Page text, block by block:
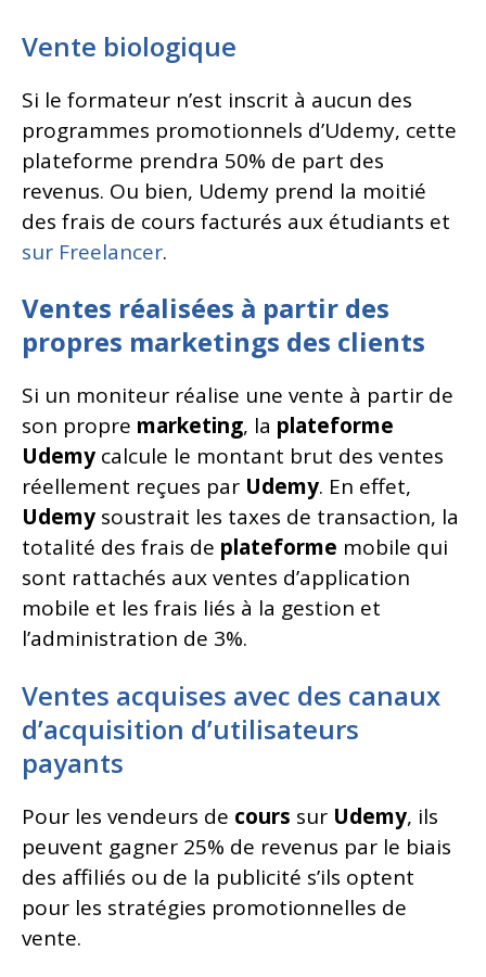
Vente biologique
Si le formateur n’est inscrit à aucun des
programmes promotionnels d’Udemy, cette
plateforme prendra 50% de part des
revenus. Ou bien, Udemy prend la moitié
des frais de cours facturés aux étudiants et
sur Freelancer.
Ventes réalisées à partir des
propres marketings des clients
Si un moniteur réalise une vente à partir de
son propre marketing, la plateforme
Udemy calcule le montant brut des ventes
réellement reçues par Udemy. En effet,
Udemy soustrait les taxes de transaction, la
totalité des frais de plateforme mobile qui
sont rattachés aux ventes d’application
mobile et les frais liés à la gestion et
l’administration de 3%.
Ventes acquises avec des canaux
d’acquisition d’utilisateurs
payants
Pour les vendeurs de cours sur Udemy, ils
peuvent gagner 25% de revenus par le biais
des affiliés ou de la publicité s’ils optent
pour les stratégies promotionnelles de
vente.